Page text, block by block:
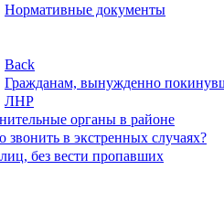
Нормативные документы
Back
Гражданам, вынужденно
ЛНР
органы в районе
звонить в экстренных случаях?
без вести пропавших